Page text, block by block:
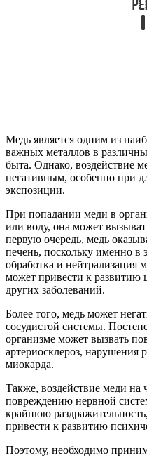
Медь является одним из
важных металлов в
быта. Однако, воздействие
негативным, особенно при
экспозиции.
При попадании меди в
или воду, она может
первую очередь, медь
печень, поскольку именно в
обработка и
может привести к развитию
других заболеваний.
Более того, медь может
сосудистой системы.
организме может вызвать
артериосклероз, нарушения
миокарда.
Также, воздействие меди на
повреждению нервной
крайнюю
привести к развитию
Поэтому, необходимо